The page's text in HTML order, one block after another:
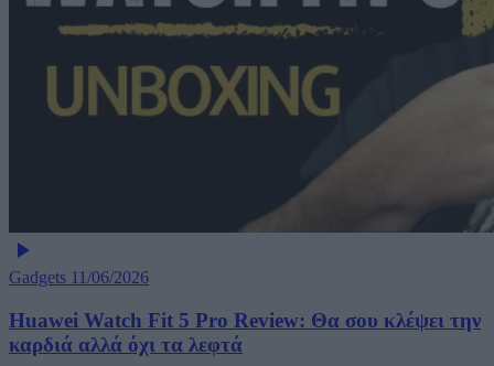
Gadgets 11/06/2026
Huawei Watch Fit 5 Pro Review: Θα σου κλέψει την
καρδιά αλλά όχι τα λεφτά